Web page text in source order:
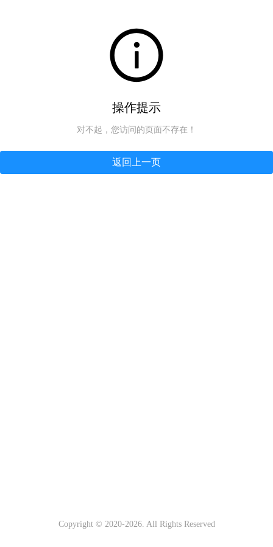
操作提示
对不起，您访问的页面不存在！
返回上一页
Copyright © 2020-2026. All Rights Reserved